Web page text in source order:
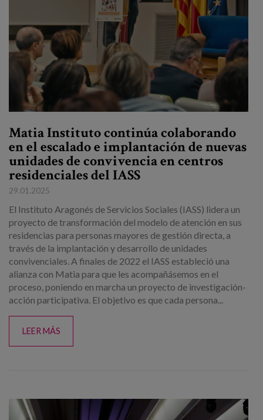
Matia Instituto continúa colaborando
en el escalado e implantación de nuevas
unidades de convivencia en centros
residenciales del IASS
29.01.2025
El Instituto Aragonés de Servicios Sociales (IASS) lidera un
proyecto de transformación del modelo de atención en sus
residencias para personas mayores de gestión directa, a
través de la implantación y desarrollo de unidades
convivenciales. A finales de 2022 el IASS estableció una
alianza con Matia para que les acompañásemos en el
proceso, poniendo en marcha un proyecto de investigación-
acción participativa. El objetivo es que cada persona...
LEER MÁS